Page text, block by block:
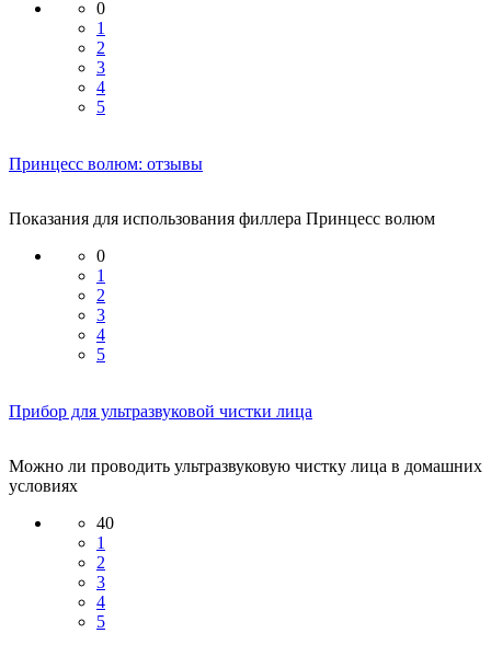
0
1
2
3
4
5
Принцесс волюм: отзывы
Показания для использования филлера Принцесс волюм
0
1
2
3
4
5
Прибор для ультразвуковой чистки лица
Можно ли проводить ультразвуковую чистку лица в домашних
условиях
40
1
2
3
4
5